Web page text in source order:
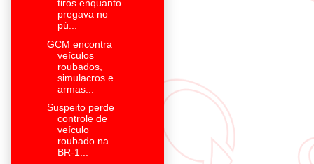
tiros enquanto
pregava no
pú...
GCM encontra
veículos
roubados,
simulacros e
armas...
Suspeito perde
controle de
veículo
roubado na
BR-1...